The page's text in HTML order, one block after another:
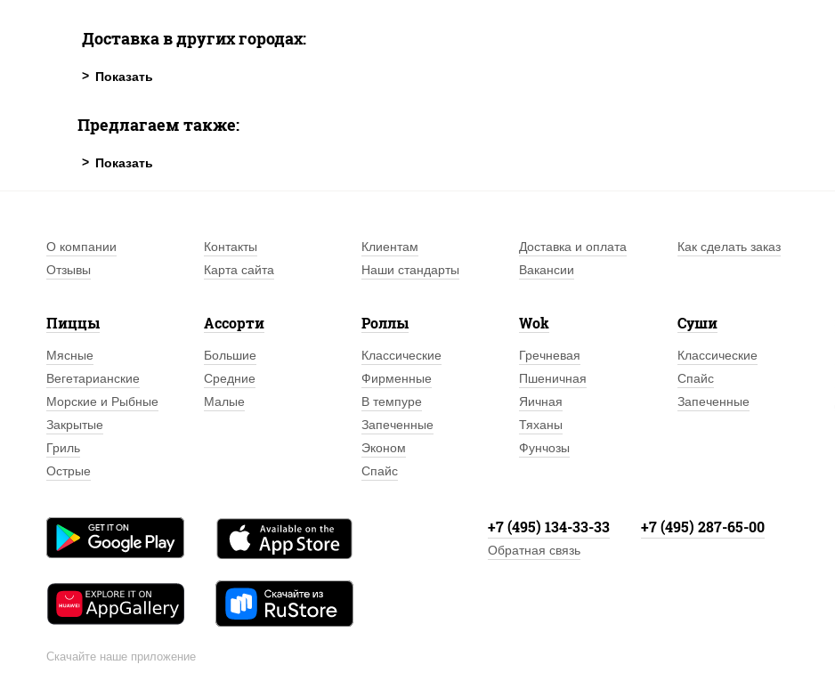
Доставка в других городах:
Предлагаем также:
О компании Контакты Клиентам Доставка и оплата Как сделать заказ
Отзывы
Карта сайта Наши стандарты Вакансии
Пиццы
Мясные
Вегетарианские
Морские и Рыбные
Закрытые
Гриль
Острые
Ассорти
Большие
Средние
Малые
Роллы
Классические
Фирменные
В темпуре
Запеченные
Эконом
Спайс
Wok
Гречневая
Пшеничная
Яичная
Тяханы
Фунчозы
Суши
Классические
Спайс
Запеченные
Скачайте наше приложение
+7 (495) 134-33-33 +7 (495) 287-65-00
Обратная связь